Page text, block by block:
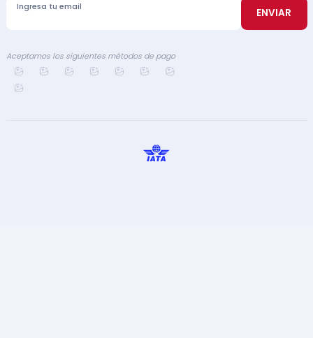
Ingresa tu email
ENVIAR
Aceptamos los siguientes métodos de pago